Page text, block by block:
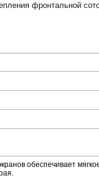
фронтальной
обеспечивает